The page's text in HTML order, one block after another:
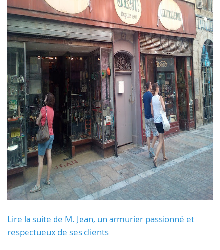
Lire la suite de M. Jean, un armurier passionné et
respectueux de ses clients